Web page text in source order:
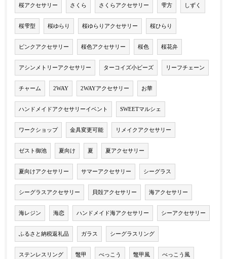
桜アクセサリー さくら さくらアクセサリー 雫方 しずく
桜雫型 桜ゆらり 桜ゆらりアクセサリー 桜ひらり
ピンクアクセサリー 桜色アクセサリー 桜色 桜花弁
アシンメトリーアクセサリー ターコイズ小ビーズ リーフチェーン
チャーム 2WAY 2WAYアクセサリー お華
ハンドメイドアクセサリーイベント SWEETマルシェ
ワークショップ 金具変更可能 リメイクアクセサリー
ゼスト御池 夏向け 夏 夏アクセサリー
夏向けアクセサリー サマーアクセサリー シーグラス
シーグラスアクセサリー 貝殻アクセサリー 海アクセサリー
海レジン 海恋 ハンドメイド海アクセサリー シーアクセサリー
ふるさと納税返礼品 ガラス シーグラスリング
ステンレスリング 鼈甲 べっこう 鼈甲風 べっこう風